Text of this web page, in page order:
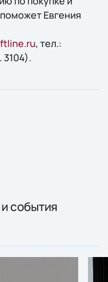
Евгения
, тел.:
события